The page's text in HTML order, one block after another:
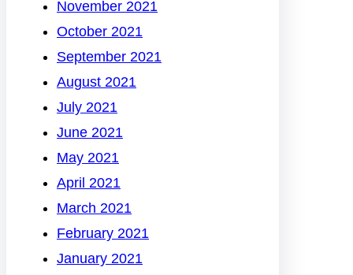
November 2021
October 2021
September 2021
August 2021
July 2021
June 2021
May 2021
April 2021
March 2021
February 2021
January 2021